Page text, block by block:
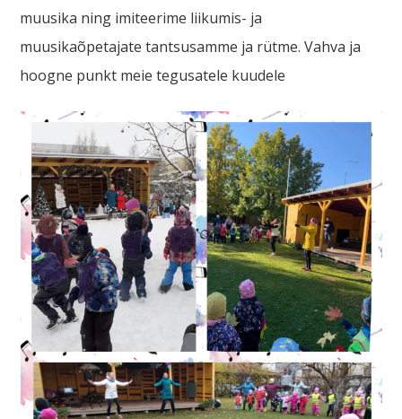
muusika ning imiteerime liikumis- ja
muusikaõpetajate tantsusamme ja rütme. Vahva ja
hoogne punkt meie tegusatele kuudele